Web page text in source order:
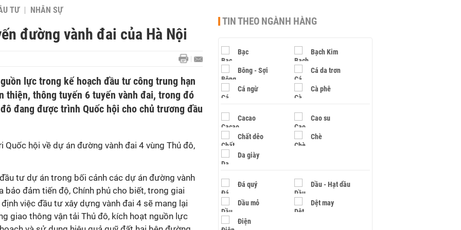
TƯ NHÂN SỰ
đường vành đai của Hà Nội
lực trong kế hoạch đầu tư công trung hạn
thiện, thông tuyến 6 tuyến vành đai, trong đó
đang được trình Quốc hội cho chủ trương đầu
Quốc hội về dự án đường vành đai 4 vùng Thủ đô,
tư dự án trong bối cảnh các dự án đường vành
bảo đảm tiến độ, Chính phủ cho biết, trong giai
việc đầu tư xây dựng vành đai 4 sẽ mang lại
giao thông vận tải Thủ đô, kích hoạt nguồn lực
TIN THEO NGÀNH HÀNG
Bạc Bạch Kim
Bông - Sợi Cá da trơn
Cá ngừ Cà phê
Cacao Cao su
Chất dẻo Chè
Da giày
Đá quý Dầu - Hạt dầu
Dầu mỏ Dệt may
Điện